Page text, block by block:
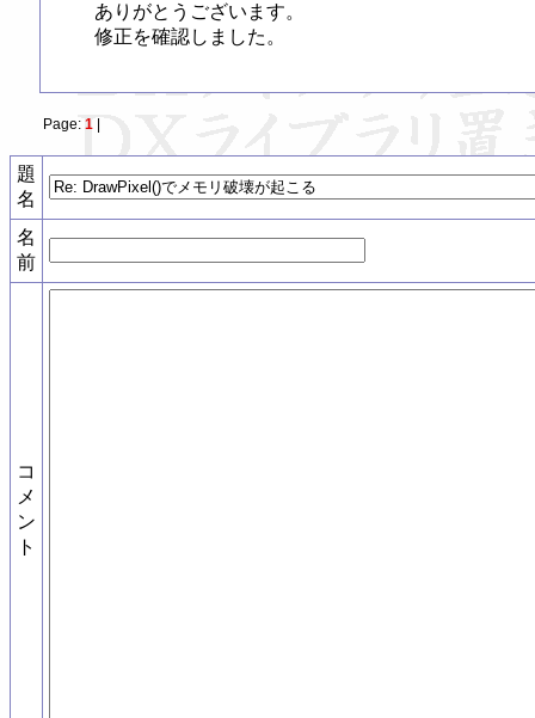
ありがとうございます。
修正を確認しました。
Page: 1|
題
名
名
前
コ
メ
ン
ト